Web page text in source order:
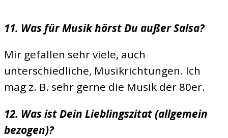
11. Was für Musik hörst Du außer Salsa?
Mir gefallen sehr viele, auch
unterschiedliche, Musikrichtungen. Ich
mag z. B. sehr gerne die Musik der 80er.
12. Was ist Dein Lieblingszitat (allgemein
bezogen)?